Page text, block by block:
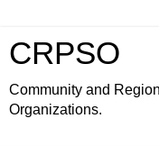
CRPSO
Community and
Organizations.